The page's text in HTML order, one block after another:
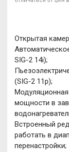
Открытая
SIG-2 14i);
(SIG-2 11p);
Модуляционная
мощности в
Встроенный
работать в
перенастройки;